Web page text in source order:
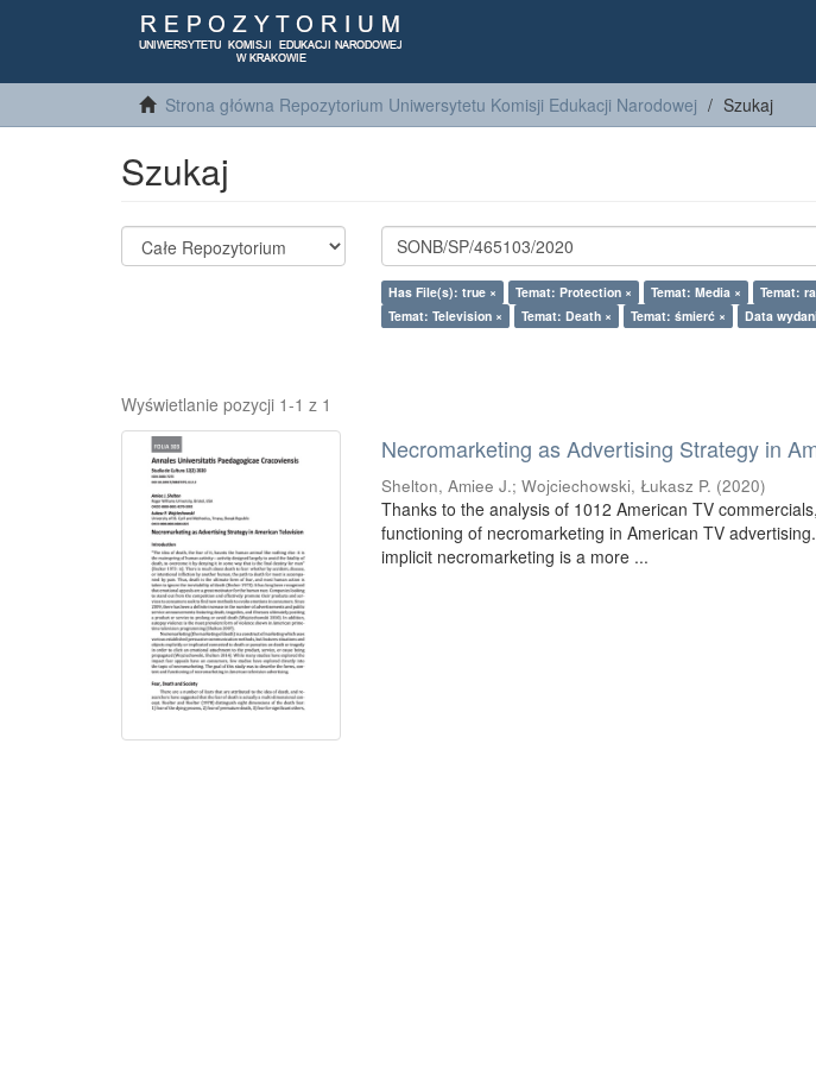
Strona główna Repozytorium Uniwersytetu Komisji Edukacji Narodowej Szukaj
Szukaj
Has File(s): true × Temat: Protection × Temat: Media × Temat:
Temat: Television ×
Temat: Death × Temat: śmierć × Data
Wyświetlanie pozycji 1-1 z 1
Necromarketing as Advertising Strategy in
Shelton, Amiee J.;Wojciechowski, Łukasz P. (2020)
Thanks to the analysis of 1012 American TV
functioning of necromarketing in American TV
implicit necromarketing is a more ...